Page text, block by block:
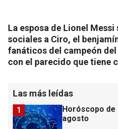
La esposa de Lionel
sociales a Ciro, el
fanáticos del campeón
con el parecido que tiene
Las más leídas
Horóscopo de
agosto
1